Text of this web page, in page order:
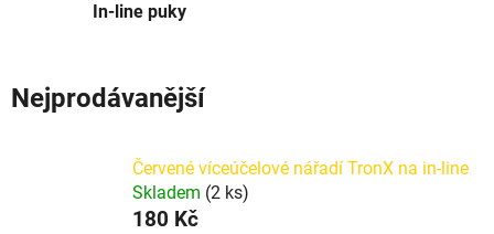
In-line puky
Nejprodávanější
Červené víceúčelové nářadí TronX na in-line
Skladem (2 ks)
180 Kč